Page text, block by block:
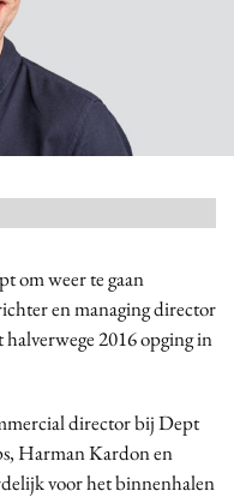
om weer te gaan
en managing director
halverwege2016 opging in
director bij Dept
Harman Kardon en
voor het binnenhalen